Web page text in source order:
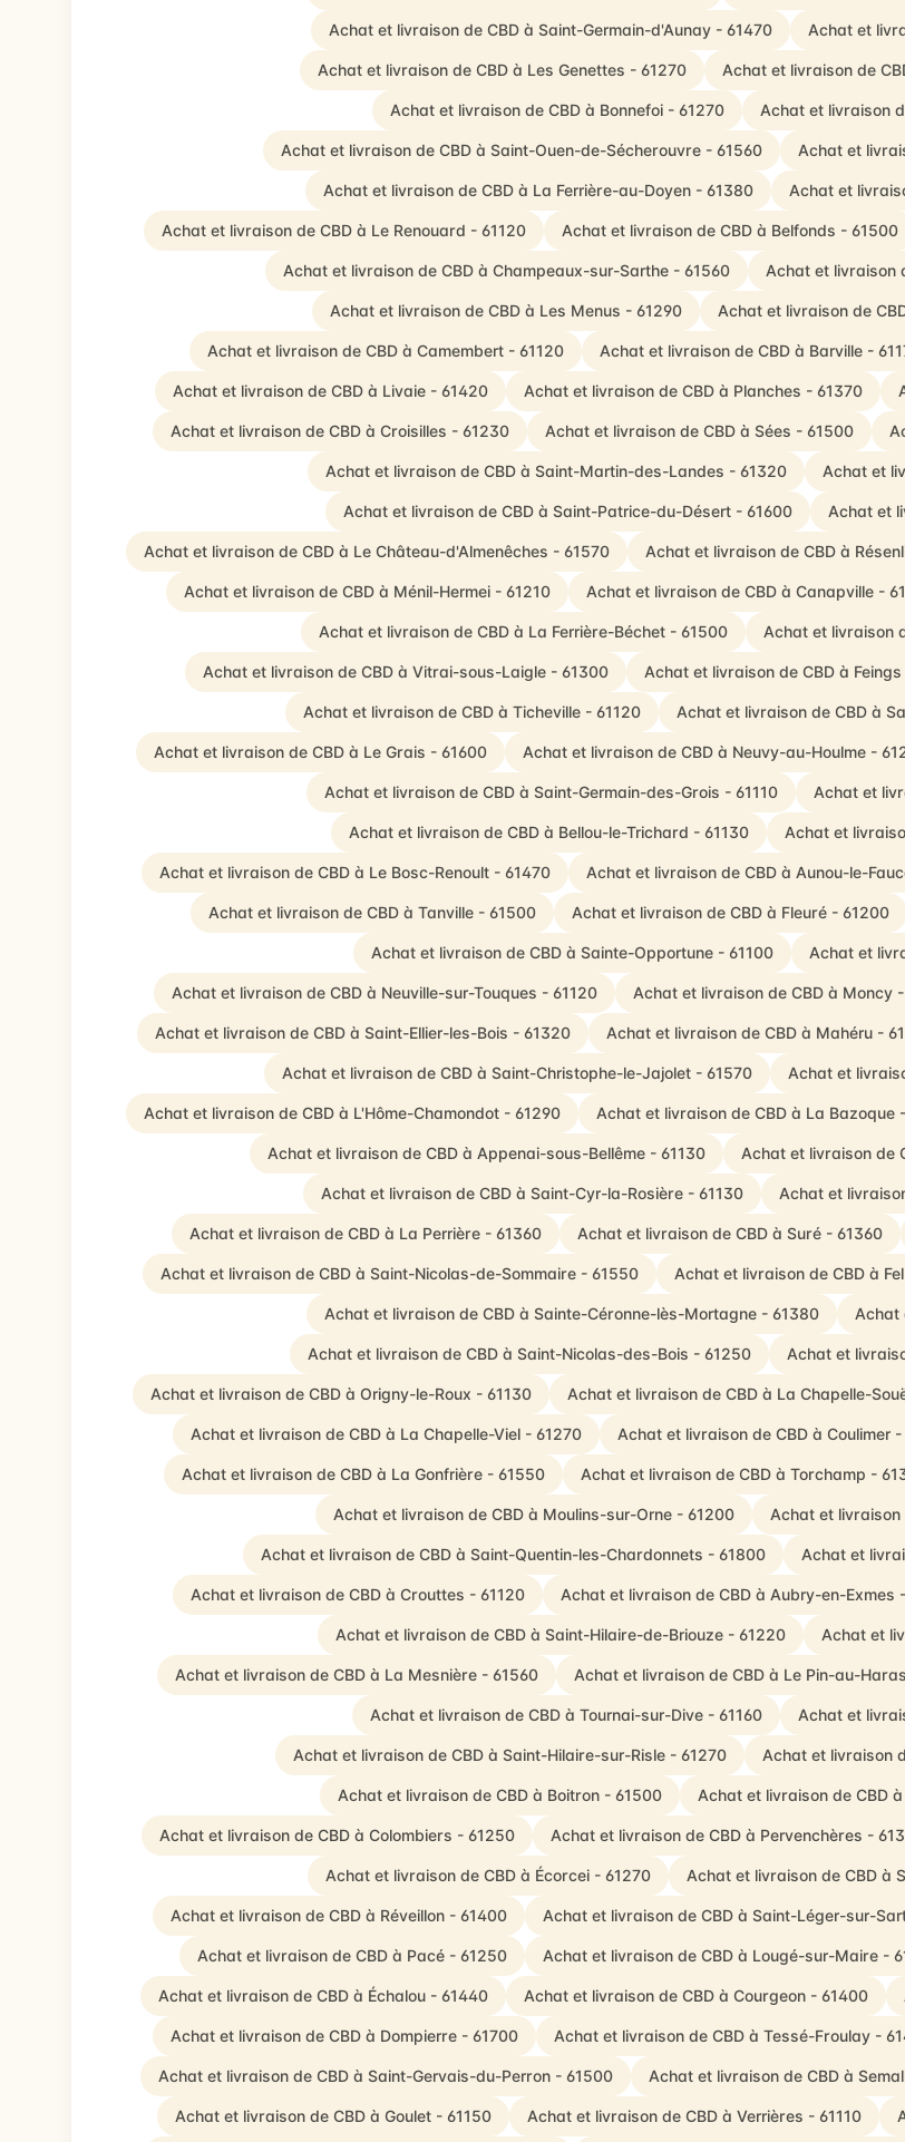
Achat et livraison de CBD à Saint-Germain-d'Aunay - 61470 Achat et
Achat et livraison de CBD à Les Genettes - 61270 Achat et livraison de
Achat et livraison de CBD à Bonnefoi - 61270 Achat et livraison
Achat et livraison de CBD à Saint-Ouen-de-Sécherouvre - 61560 Achat et
Achat et livraison de CBD à La Ferrière-au-Doyen - 61380 Achat et
Achat et livraison de CBD à Le Renouard - 61120 Achat et livraison de CBD à Belfonds - 61500
Achat et livraison de CBD à Champeaux-sur-Sarthe - 61560 Achat et livraison
Achat et livraison de CBD à Les Menus - 61290 Achat et livraison de
Achat et livraison de CBD à Camembert - 61120 Achat et livraison de CBD à Barville -
Achat et livraison de CBD à Livaie - 61420 Achat et livraison de CBD à Planches - 61370
Achat et livraison de CBD à Croisilles - 61230 Achat et livraison de CBD à Sées - 61500
Achat et livraison de CBD à Saint-Martin-des-Landes - 61320 Achat et
Achat et livraison de CBD à Saint-Patrice-du-Désert - 61600 Achat et
Achat et livraison de CBD à Le Château-d'Almenêches - 61570 Achat et livraison de CBD à
Achat et livraison de CBD à Ménil-Hermei - 61210 Achat et livraison de CBD à Canapville -
Achat et livraison de CBD à La Ferrière-Béchet - 61500 Achat et livraison
Achat et livraison de CBD à Vitrai-sous-Laigle - 61300 Achat et livraison de CBD à
Achat et livraison de CBD à Ticheville - 61120 Achat et livraison de CBD à
Achat et livraison de CBD à Le Grais - 61600 Achat et livraison de CBD à Neuvy-au-Houlme -
Achat et livraison de CBD à Saint-Germain-des-Grois - 61110 Achat et
Achat et livraison de CBD à Bellou-le-Trichard - 61130 Achat et
Achat et livraison de CBD à Le Bosc-Renoult - 61470 Achat et livraison de CBD à Aunou-le-
Achat et livraison de CBD à Tanville - 61500 Achat et livraison de CBD à Fleuré - 61200
Achat et livraison de CBD à Sainte-Opportune - 61100 Achat et
Achat et livraison de CBD à Neuville-sur-Touques - 61120 Achat et livraison de CBD à Moncy
Achat et livraison de CBD à Saint-Ellier-les-Bois - 61320 Achat et livraison de CBD à Mahéru -
Achat et livraison de CBD à Saint-Christophe-le-Jajolet - 61570 Achat et
Achat et livraison de CBD à L'Hôme-Chamondot - 61290 Achat et livraison de CBD à La Bazoque
Achat et livraison de CBD à Appenai-sous-Bellême - 61130 Achat et livraison de
Achat et livraison de CBD à Saint-Cyr-la-Rosière - 61130 Achat et
Achat et livraison de CBD à La Perrière - 61360 Achat et livraison de CBD à Suré - 61360
Achat et livraison de CBD à Saint-Nicolas-de-Sommaire - 61550 Achat et livraison de CBD à
Achat et livraison de CBD à Sainte-Céronne-lès-Mortagne - 61380 Achat
Achat et livraison de CBD à Saint-Nicolas-des-Bois - 61250 Achat et
Achat et livraison de CBD à Origny-le-Roux - 61130 Achat et livraison de CBD à La Chapelle-
Achat et livraison de CBD à La Chapelle-Viel - 61270 Achat et livraison de CBD à Coulimer -
Achat et livraison de CBD à La Gonfrière - 61550 Achat et livraison de CBD à Torchamp -
Achat et livraison de CBD à Moulins-sur-Orne - 61200 Achat et livraison
Achat et livraison de CBD à Saint-Quentin-les-Chardonnets - 61800 Achat et
Achat et livraison de CBD à Crouttes - 61120 Achat et livraison de CBD à Aubry-en-Exmes
Achat et livraison de CBD à Saint-Hilaire-de-Briouze - 61220 Achat et
Achat et livraison de CBD à La Mesnière - 61560 Achat et livraison de CBD à Le Pin-au-
Achat et livraison de CBD à Tournai-sur-Dive - 61160 Achat et
Achat et livraison de CBD à Saint-Hilaire-sur-Risle - 61270 Achat et livraison
Achat et livraison de CBD à Boitron - 61500 Achat et livraison de CBD
Achat et livraison de CBD à Colombiers - 61250 Achat et livraison de CBD à Pervenchères -
Achat et livraison de CBD à Écorcei - 61270 Achat et livraison de CBD à
Achat et livraison de CBD à Réveillon - 61400 Achat et livraison de CBD à Saint-Léger-sur-
Achat et livraison de CBD à Pacé - 61250 Achat et livraison de CBD à Lougé-sur-Maire -
Achat et livraison de CBD à Échalou - 61440 Achat et livraison de CBD à Courgeon - 61400
Achat et livraison de CBD à Dompierre - 61700 Achat et livraison de CBD à Tessé-Froulay -
Achat et livraison de CBD à Saint-Gervais-du-Perron - 61500 Achat et livraison de CBD à
Achat et livraison de CBD à Goulet - 61150 Achat et livraison de CBD à Verrières - 61110